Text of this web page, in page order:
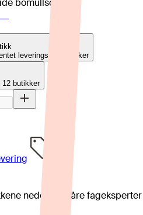
bomullscanvas.
leveringstid: 2-3 uker
12 butikker
nedenfor. Våre fageksperter